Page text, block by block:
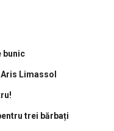
bunic
Limassol
trei bărbați